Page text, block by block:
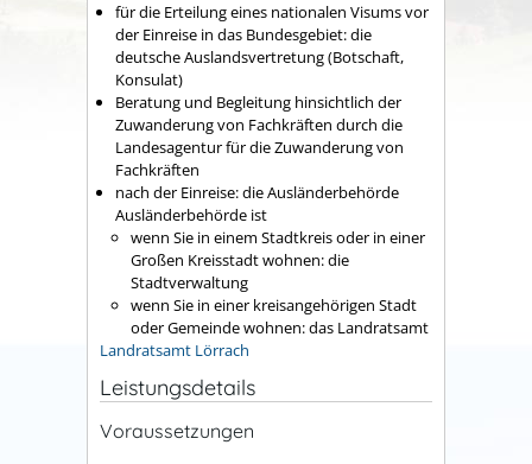
für die Erteilung eines nationalen Visums vor
der Einreise in das Bundesgebiet: die
deutsche Auslandsvertretung (Botschaft,
Konsulat)
Beratung und Begleitung hinsichtlich der
Zuwanderung von Fachkräften durch die
Landesagentur für die Zuwanderung von
Fachkräften
nach der Einreise: die Ausländerbehörde
Ausländerbehörde ist
wenn Sie in einem Stadtkreis oder in einer
Großen Kreisstadt wohnen: die
Stadtverwaltung
wenn Sie in einer kreisangehörigen Stadt
oder Gemeinde wohnen: das Landratsamt
Landratsamt Lörrach
Leistungsdetails
Voraussetzungen